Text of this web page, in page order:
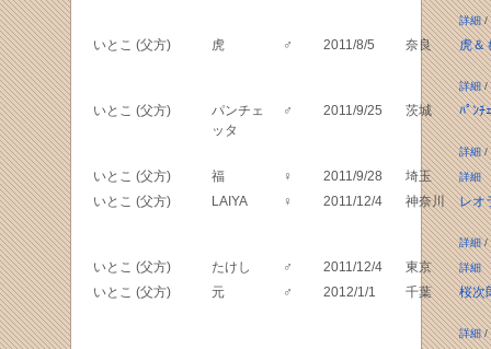
詳細/
いとこ (父方) 虎 ♂ 2011/8/5 奈良 虎＆
詳細/
いとこ (父方)
パンチェ
ッタ
♂ 2011/9/25 茨城 ﾊﾟﾝﾁ
詳細/
いとこ (父方) 福 ♀ 2011/9/28 埼玉 詳細
いとこ (父方) LAIYA ♀ 2011/12/4 神奈川 レオ
詳細/
いとこ (父方) たけし ♂ 2011/12/4 東京 詳細
いとこ (父方) 元 ♂ 2012/1/1 千葉 桜次
詳細/